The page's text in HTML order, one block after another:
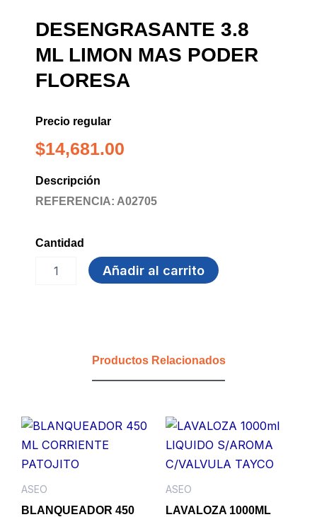
DESENGRASANTE 3.8
ML LIMON MAS PODER
FLORESA
Precio regular
$14,681.00
Descripción
REFERENCIA: A02705
Cantidad
DESENGRASANTEAñadir al carrito
Productos Relacionados
ASEO
BLANQUEADOR 450
ASEO
LAVALOZA 1000ML